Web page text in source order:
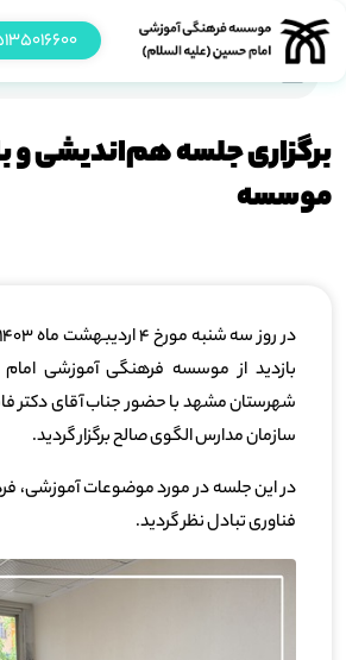
- 05191091024
برگزاری جلسه هم‌اندیشی و
موسسه
بازدید از موسسه فرهنگی آموزشی
شهرستان مشهد با حضور جناب آقای دکتر
سازمان مدارس الگوی صالح برگزار گردید.
در این جلسه در مورد موضوعات آموزشی،
فناوری تبادل نظر گردید.